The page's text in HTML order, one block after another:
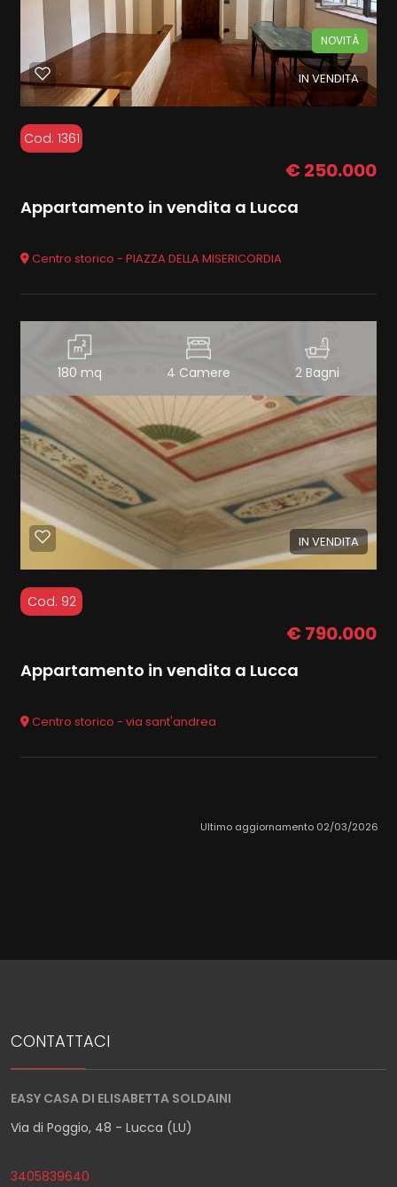
IN VENDITA
NOVITÀ
Cod. 1361
€ 250.000
Appartamento in vendita a Lucca
Centro storico - PIAZZA DELLA MISERICORDIA
180 mq 4 Camere 2 Bagni
IN VENDITA
Cod. 92
€ 790.000
Appartamento in vendita a Lucca
Centro storico - via sant'andrea
Ultimo aggiornamento 02/03/2026
CONTATTACI
EASY CASA DI ELISABETTA SOLDAINI
Via di Poggio, 48 - Lucca (LU)
3405839640